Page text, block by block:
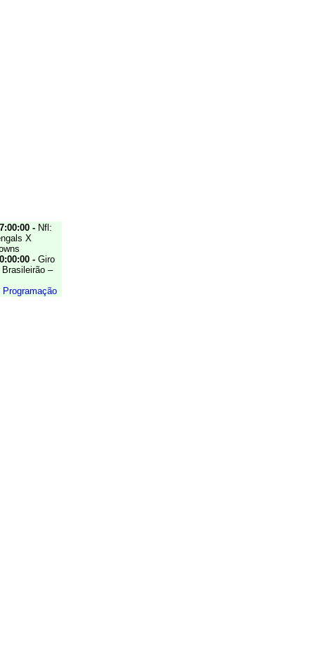
- Nfl:
X
- Giro
Brasileirão –
Programação